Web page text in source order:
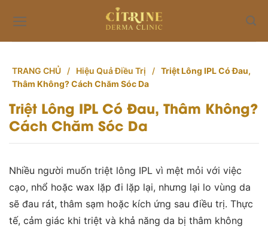
content
TRANG CHỦ / Hiệu Quả Điều Trị / Triệt Lông IPL Có Đau,
Thâm Không? Cách Chăm Sóc Da
Triệt Lông IPL Có Đau, Thâm Không?
Cách Chăm Sóc Da
Nhiều người muốn triệt lông IPL vì mệt mỏi với việc
cạo, nhổ hoặc wax lặp đi lặp lại, nhưng lại lo vùng da
sẽ đau rát, thâm sạm hoặc kích ứng sau điều trị. Thực
tế, cảm giác khi triệt và khả năng da bị thâm không